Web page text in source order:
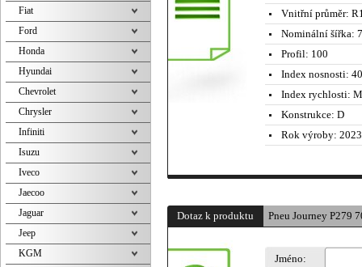
Vnitřní průměr:
Nominální šířka:
Profil: 100
Index nosnosti: 40
Index rychlosti:
Konstrukce: D
Rok výroby:
Dotaz k produktu Pneu Journey P279
Jméno:
Fiat
Ford
Honda
Hyundai
Chevrolet
Chrysler
Infiniti
Isuzu
Iveco
Jaecoo
Jaguar
Jeep
KGM